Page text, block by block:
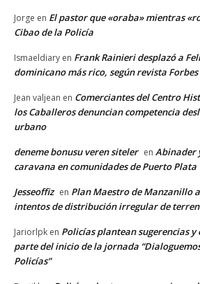
Jorge en El pastor que «oraba» mientras
Cibao de la Policía
Ismaeldiary en Frank Rainieri desplazó a
dominicano más rico, según revista Forbes
Jean valjean en Comerciantes del Centro
los Caballeros denuncian competencia
urbano
deneme bonusu veren siteler en Abinader
caravana en comunidades de Puerto Plata
Jesseoffiz en Plan Maestro de Manzanillo
intentos de distribución irregular de
Jariorlpk en Policías plantean sugerencias y
parte del inicio de la jornada
Policías”